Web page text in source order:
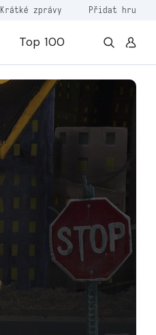
Krátké zprávy Přidat hru
Top 100